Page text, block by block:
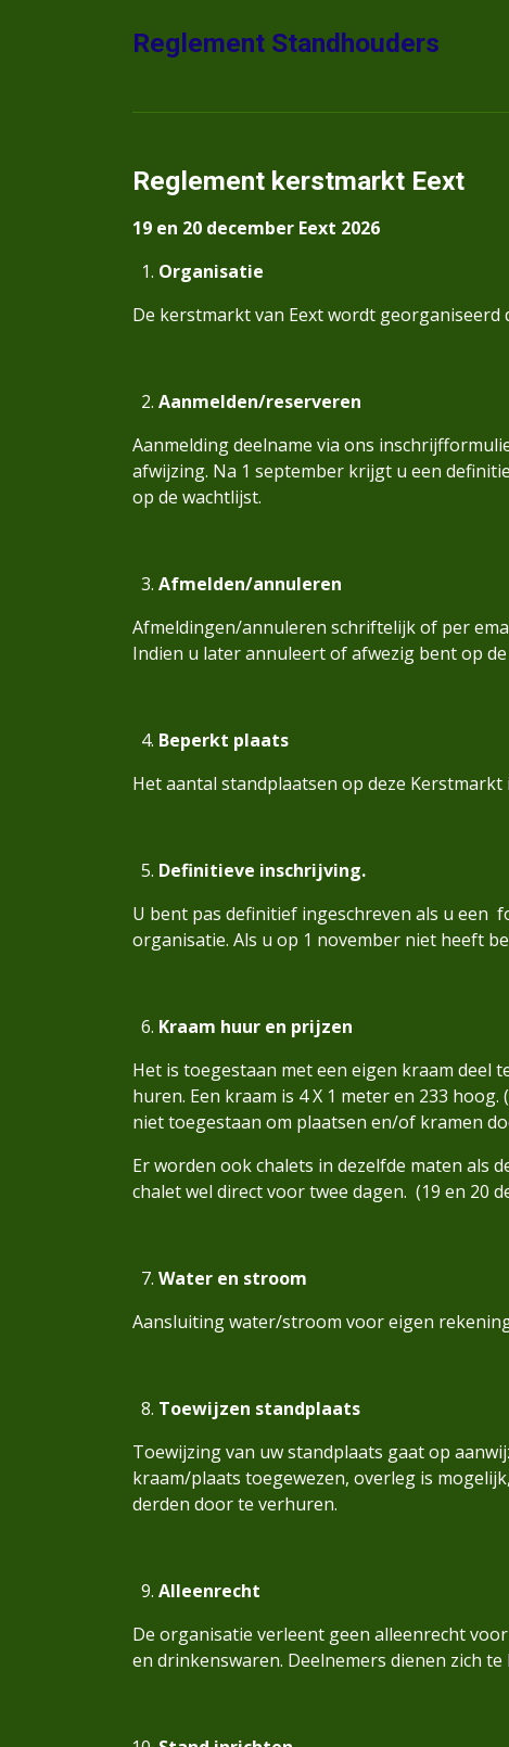
Reglement Standhouders
Reglement kerstmarkt Eext
19 en 20 december Eext 2026
Organisatie
De kerstmarkt van Eext wordt georganiseerd
Aanmelden/reserveren
Aanmelding deelname via ons
afwijzing. Na 1 september krijgt u een
op de wachtlijst.
Afmelden/annuleren
Afmeldingen/annuleren schriftelijk of per
Indien u later annuleert of afwezig bent op
Beperkt plaats
Het aantal standplaatsen op deze
Definitieve inschrijving.
U bent pas definitief ingeschreven als u een
organisatie. Als u op 1 november niet heeft
Kraam huur en prijzen
Het is toegestaan met een eigen kraam deel
huren. Een kraam is 4 X 1 meter en 233
niet toegestaan om plaatsen en/of kramen
Er worden ook chalets in dezelfde maten als
chalet wel direct voor twee dagen. (19 en 20
Water en stroom
Aansluiting water/stroom voor eigen
Toewijzen standplaats
Toewijzing van uw standplaats gaat op
kraam/plaats toegewezen, overleg is
derden door te verhuren.
Alleenrecht
De organisatie verleent geen alleenrecht
en drinkenswaren. Deelnemers dienen zich